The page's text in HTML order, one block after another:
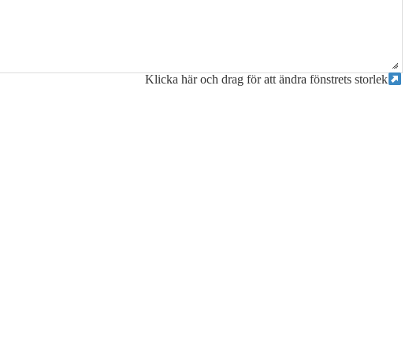
Klicka här och drag för att ändra fönstrets storlek